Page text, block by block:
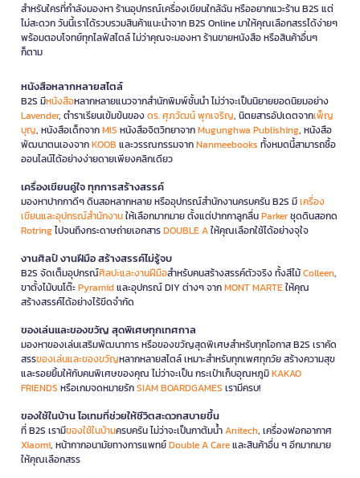
สำหรับใครที่กำลังมองหา ร้านอุปกรณ์เครื่องเขียนใกล้ฉัน หรืออยากแวะร้าน B2S แต่
ไม่สะดวก วันนี้เราได้รวบรวมสินค้าแนะนำจาก B2S Online มาให้คุณเลือกสรรได้ง่ายๆ
พร้อมตอบโจทย์ทุกไลฟ์สไตล์ ไม่ว่าคุณจะมองหา ร้านขายหนังสือ หรือสินค้าอื่นๆ
ก็ตาม
หนังสือหลากหลายสไตล์
B2S มีหนังสือหลากหลายแนวจากสำนักพิมพ์ชั้นนำ ไม่ว่าจะเป็นนิยายยอดนิยมอย่าง
Lavender, ตำราเรียนเข้มข้นของดร. ศุภวัฒน์ พุกเจริญ, นิตยสารอัปเดตจากเพ็ญ
บุญ, หนังสือเด็กจากMIS หนังสือจิตวิทยาจากMugunghwa Publishing, หนังสือ
พัฒนาตนเองจากKOOB และวรรณกรรมจากNanmeebooks ทั้งหมดนี้สามารถซื้อ
ออนไลน์ได้อย่างง่ายดายเพียงคลิกเดียว
เครื่องเขียนคู่ใจ ทุกการสร้างสรรค์
มองหาปากกาดีๆ ดินสอหลากหลาย หรืออุปกรณ์สำนักงานครบครัน B2S มีเครื่อง
เขียนและอุปกรณ์สำนักงานให้เลือกมากมาย ตั้งแต่ปากกาลูกลื่นParkerชุดดินสอกด
Rotringไปจนถึงกระดาษถ่ายเอกสารDOUBLE Aให้คุณเลือกใช้ได้อย่างจุใจ
งานศิลป์ งานฝีมือ สร้างสรรค์ไม่รู้จบ
B2S จัดเต็มอุปกรณ์ศิลปะและงานฝีมือสำหรับคนสร้างสรรค์ตัวจริง ทั้งสีไม้Colleen,
ขาตั้งไม้บนโต๊ะPyramidและอุปกรณ์ DIY ต่างๆ จากMONT MARTEให้คุณ
สร้างสรรค์ได้อย่างไร้ขีดจำกัด
ของเล่นและของขวัญ สุดพิเศษทุกเทศกาล
มองหาของเล่นเสริมพัฒนาการ หรือของขวัญสุดพิเศษสำหรับทุกโอกาส B2S เราคัด
สรรของเล่นและของขวัญหลากหลายสไตล์ เหมาะสำหรับทุกเพศทุกวัย สร้างความสุข
และรอยยิ้มให้กับคนพิเศษของคุณ ไม่ว่าจะเป็น กระเป๋าเก็บอุณหภูมิKAKAO
FRIENDS หรือเกมจดหมายรักSIAM BOARDGAMES เรามีครบ!
ของใช้ในบ้าน ไอเทมที่ช่วยให้ชีวิตสะดวกสบายขึ้น
ที่ B2S เรามีของใช้ในบ้านครบครัน ไม่ว่าจะเป็นกาต้มน้ำAnitech, เครื่องฟอกอากาศ
Xiaomi, หน้ากากอนามัยทางการแพทย์Double A Careและสินค้าอื่น ๆ อีกมากมาย
ให้คุณเลือกสรร